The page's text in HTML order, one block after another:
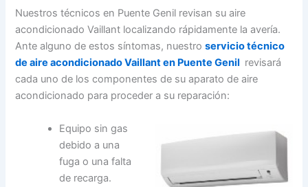
Nuestros técnicos en Puente Genil revisan su aire
acondicionado Vaillant localizando rápidamente la avería.
Ante alguno de estos síntomas, nuestroservicio técnico
de aire acondicionado Vaillant en Puente Genil revisará
cada uno de los componentes de su aparato de aire
acondicionado para proceder a su reparación:
Equipo sin gas
debido a una
fuga o una falta
de recarga.